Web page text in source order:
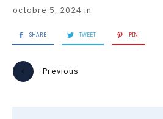
octobre 5, 2024 in
SHARE TWEET PIN
Previous